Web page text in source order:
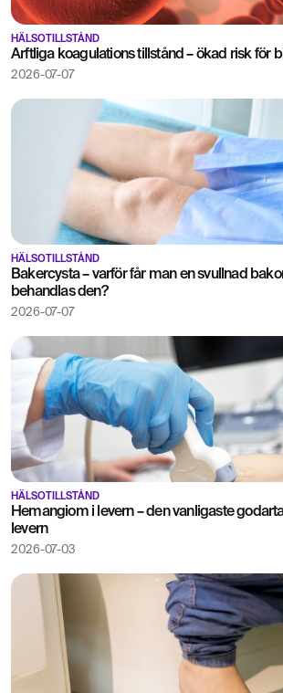
HÄLSOTILLSTÅND
Ärftliga koagulations tillstånd – ökad risk för
2026-07-07
HÄLSOTILLSTÅND
Bakercysta – varför får man en svullnad
behandlas den?
2026-07-07
HÄLSOTILLSTÅND
Hemangiom i levern – den vanligaste
levern
2026-07-03